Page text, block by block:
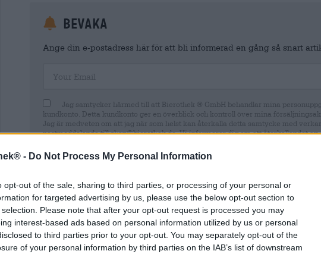
- Do Not Process My Personal Information
opt-out of the sale, sharing to third parties, or processing of your personal or
for targeted advertising by us, please use the below opt-out section to
Please note that after your opt-out request is processed you may
interest-based ads based on personal information utilized by us or personal
to third parties prior to your opt-out. You may separately opt-out of the
of your personal information by third parties on the IAB’s list of downstream
Bevaka
Ange din e-postadress här för att bli informerad en gång så snart
Jag samtycker härmed till att Bierothek ® GmbH behandlar mina
kundkonto. Detta kundkonto ger en överblick och kontroll över mina
Jag är medveten om att jag när som helst kan återkalla detta samtycke med
postmeddelande till shop@bierothek.de. Vi informerar dig om att återkallandet
lagligheten av den behandling som utförs på grundval av ditt samtycke fram till
information finns i vårdataskyddsdeklaration
* Priserna inkluderar lagstadgad moms. Plus Frakt plus
€ 0,15
* Priserna inkluderar punktskatt